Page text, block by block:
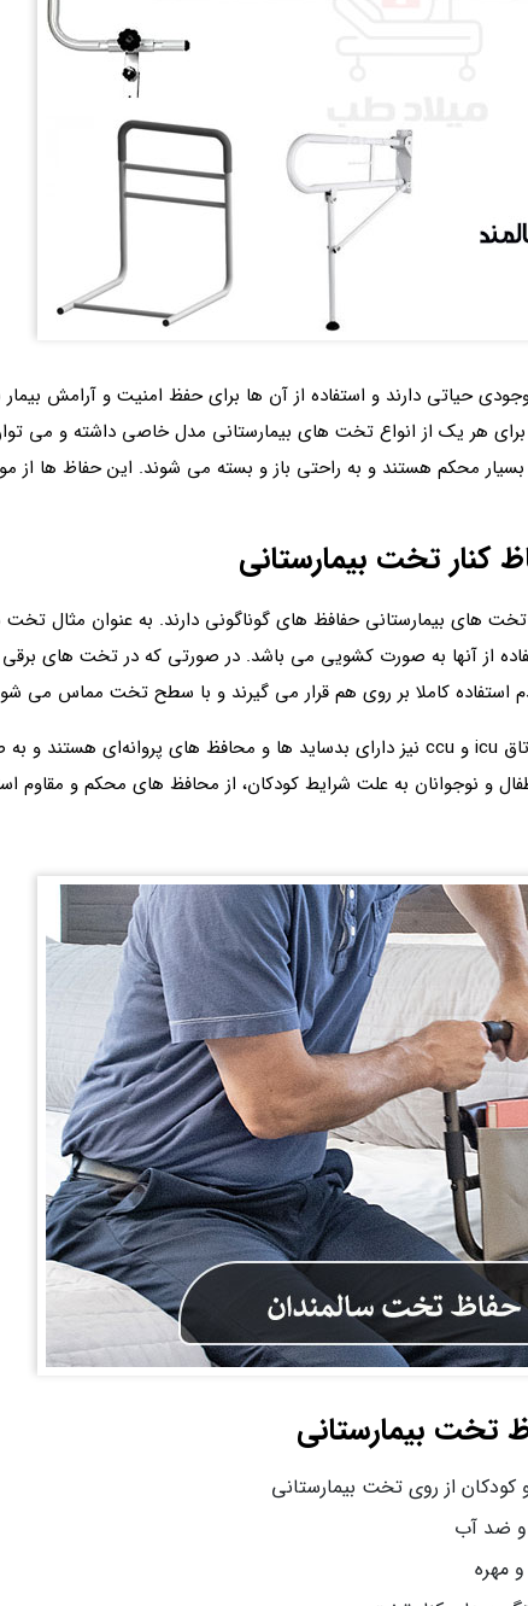
حیاتی دارند و استفاده از آن ها برای حفظ امنیت و آرامش
هر یک از انواع تخت های بیمارستانی مدل خاصی داشته و می توان
محکم هستند و به راحتی باز و بسته می شوند. این حفاظ ها از
تخت بیمارستانی
های بیمارستانی حفافظ‌ های گوناگونی دارند. به عنوان مثال
استفاده کاملا بر روی هم قرار می گیرند و با سطح تخت مماس می
و نوجوانان به علت شرایط کودکان، از محافظ های محکم و مقاوم
تخت بیمارستانی
کودکان از روی تخت بیمارستانی
و ضد آب
مهره